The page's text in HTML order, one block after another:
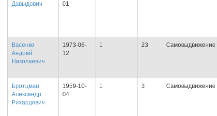
Давыдович
01
Васенко
Андрей
Николаевич
1973-06-
12
1 23 Самовыдвижение
Бротцман
Александр
Рихардович
1959-10-
04
1 3 Самовыдвижение